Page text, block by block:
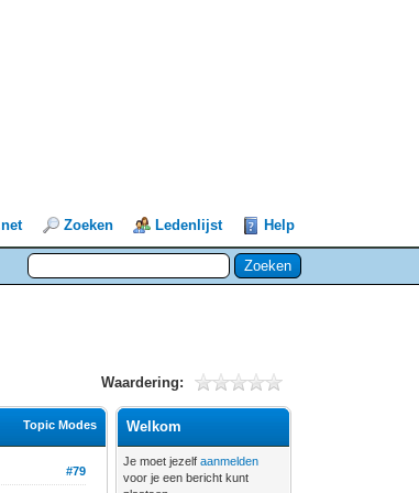
Zoeken Ledenlijst Help
Waardering:
Topic Modes
#79
Welkom
Je moet jezelfaanmelden
voor je een bericht kunt